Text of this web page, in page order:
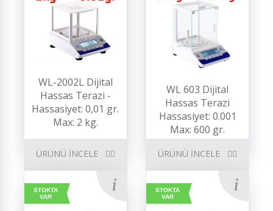
WL-2002L Dijital
Hassas Terazi -
Hassasiyet: 0,01 gr.
Max: 2 kg.
ÜRÜNÜ İNCELE
WL 603 Dijital
Hassas Terazi
Hassasiyet: 0.001
Max: 600 gr.
ÜRÜNÜ İNCELE
STOKTA
VAR
STOKTA
VAR